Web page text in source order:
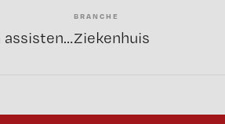
Overige beroepen assistenten
BRANCHE
Ziekenhuis